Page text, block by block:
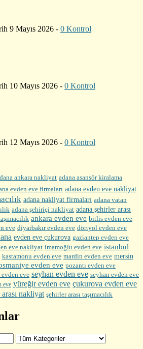
9 Mayıs 2026 - 0 Kontrol
10 Mayıs 2026 - 0 Kontrol
12 Mayıs 2026 - 0 Kontrol
ankara nakliyat adana asansör kiralama
evden eve firmaları adana evden eve nakliyat
adana nakliyat firmaları adana vatan
adana şehiriçi nakliyat adana şehirler arası
ankara evden eve bitlis evden eve
eve diyarbakır evden eve dörtyol evden eve
evden eve çukurova gaziantep evden eve
eve nakliyat imamoğlu evden eve istanbul
kastamonu evden eve mardin evden eve mersin
evden eve pozantı evden eve
evden eve seyhan evden eve seyhan evden eve
eve yüreğir evden eve çukurova evden eve
nakliyat şehirler arası taşımacılık